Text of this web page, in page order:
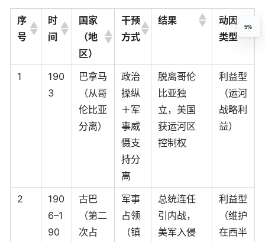
序
号
时
间
国家
（地
区）
干预
方式
结果
动因
类型
1
190
3
巴拿马
（从哥
伦比亚
分离）
政治
操纵
＋军
事威
慑支
持分
离
脱离哥伦
比亚独
立，美国
获运河区
控制权
利益型
（运河
战略利
益）
2
190
6–1
90
古巴
（第二
次占
军事
占领
（镇
总统连任
引内战，
美军入侵
利益型
（维护
在西半
5%